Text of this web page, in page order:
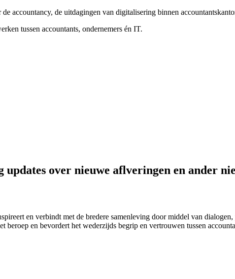
accountancy, de uitdagingen van digitalisering binnen
tussen accountants, ondernemers én IT.
over nieuwe aflveringen en ander
en verbindt met de bredere samenleving door middel van
en bevordert het wederzijds begrip en vertrouwen tussen